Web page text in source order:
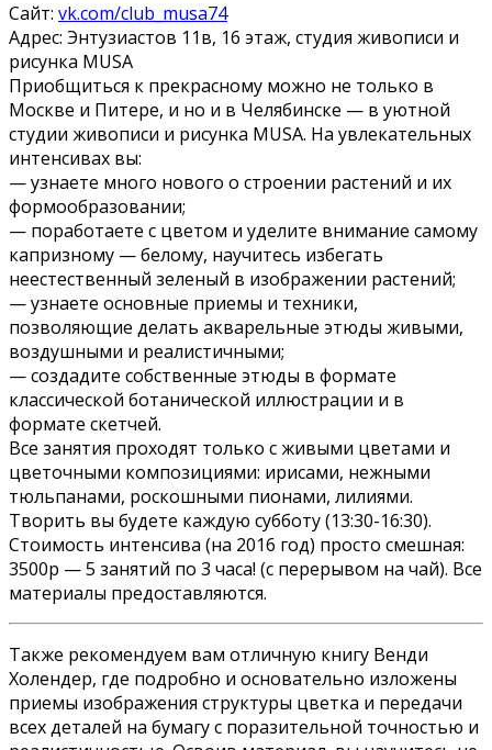
Сайт: vk.com/club_musa74
Адрес: Энтузиастов 11в, 16 этаж, студия живописи и
рисунка MUSA
Приобщиться к прекрасному можно не только в
Москве и Питере, и но и в Челябинске — в уютной
студии живописи и рисунка MUSA. На увлекательных
интенсивах вы:
— узнаете много нового о строении растений и их
формообразовании;
— поработаете с цветом и уделите внимание самому
капризному — белому, научитесь избегать
неестественный зеленый в изображении растений;
— узнаете основные приемы и техники,
позволяющие делать акварельные этюды живыми,
воздушными и реалистичными;
— создадите собственные этюды в формате
классической ботанической иллюстрации и в
формате скетчей.
Все занятия проходят только с живыми цветами и
цветочными композициями: ирисами, нежными
тюльпанами, роскошными пионами, лилиями.
Творить вы будете каждую субботу (13:30-16:30).
Стоимость интенсива (на 2016 год) просто смешная:
3500р — 5 занятий по 3 часа! (с перерывом на чай). Все
материалы предоставляются.
Также рекомендуем вам отличную книгу Венди
Холендер, где подробно и основательно изложены
приемы изображения структуры цветка и передачи
всех деталей на бумагу с поразительной точностью и